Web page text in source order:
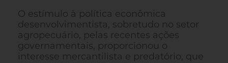
O estímulo à política econômica
desenvolvimentista, sobretudo no setor
agropecuário, pelas recentes ações
governamentais, proporcionou o
interesse mercantilista e predatório, que